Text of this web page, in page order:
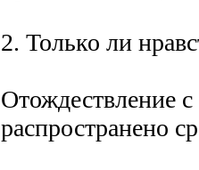
2. Только ли
Отождествление
распространено